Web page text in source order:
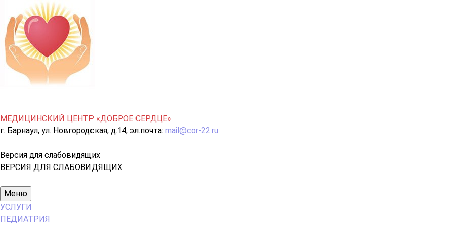
МЕДИЦИНСКИЙ ЦЕНТР «ДОБРОЕ СЕРДЦЕ»
г. Барнаул, ул. Новгородская, д.14, эл.почта: mail@cor-22.ru
Версия для слабовидящих
ВЕРСИЯ ДЛЯ СЛАБОВИДЯЩИХ
Основное
меню
Меню
УСЛУГИ
ПЕДИАТРИЯ